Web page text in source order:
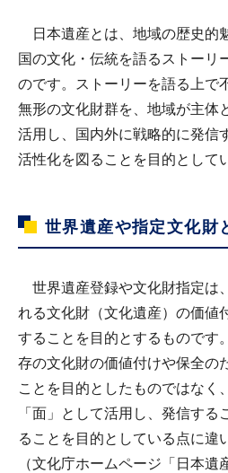
日本遺産とは、地域の歴史的
国の文化・伝統を語るストーリ
のです。ストーリーを語る上で
無形の文化財群を、地域が主体
活用し、国内外に戦略的に発信
活性化を図ることを目的として
世界遺産や指定文化財
世界遺産登録や文化財指定は
れる文化財（文化遺産）の価値
することを目的とするものです
存の文化財の価値付けや保全の
ことを目的としたものではなく
「面」として活用し、発信する
ることを目的としている点に違
（文化庁ホームページ「日本遺